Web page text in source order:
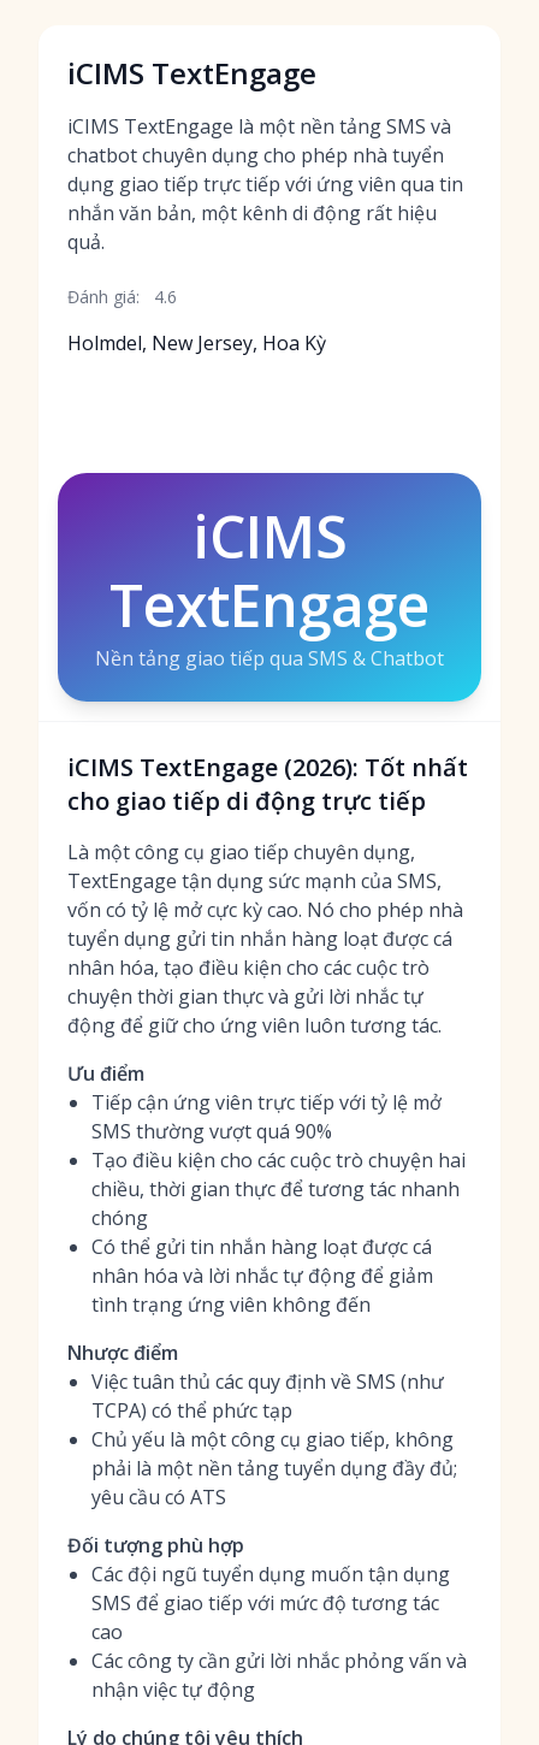
iCIMS TextEngage
iCIMS TextEngage là một nền tảng SMS và
chatbot chuyên dụng cho phép nhà tuyển
dụng giao tiếp trực tiếp với ứng viên qua tin
nhắn văn bản, một kênh di động rất hiệu
quả.
Đánh giá: 4.6
Holmdel, New Jersey, Hoa Kỳ
iCIMS
TextEngage
Nền tảng giao tiếp qua SMS & Chatbot
iCIMS TextEngage (2026): Tốt nhất
cho giao tiếp di động trực tiếp
Là một công cụ giao tiếp chuyên dụng,
TextEngage tận dụng sức mạnh của SMS,
vốn có tỷ lệ mở cực kỳ cao. Nó cho phép nhà
tuyển dụng gửi tin nhắn hàng loạt được cá
nhân hóa, tạo điều kiện cho các cuộc trò
chuyện thời gian thực và gửi lời nhắc tự
động để giữ cho ứng viên luôn tương tác.
Ưu điểm
Tiếp cận ứng viên trực tiếp với tỷ lệ mở
SMS thường vượt quá 90%
Tạo điều kiện cho các cuộc trò chuyện hai
chiều, thời gian thực để tương tác nhanh
chóng
Có thể gửi tin nhắn hàng loạt được cá
nhân hóa và lời nhắc tự động để giảm
tình trạng ứng viên không đến
Nhược điểm
Việc tuân thủ các quy định về SMS (như
TCPA) có thể phức tạp
Chủ yếu là một công cụ giao tiếp, không
phải là một nền tảng tuyển dụng đầy đủ;
yêu cầu có ATS
Đối tượng phù hợp
Các đội ngũ tuyển dụng muốn tận dụng
SMS để giao tiếp với mức độ tương tác
cao
Các công ty cần gửi lời nhắc phỏng vấn và
nhận việc tự động
Lý do chúng tôi yêu thích